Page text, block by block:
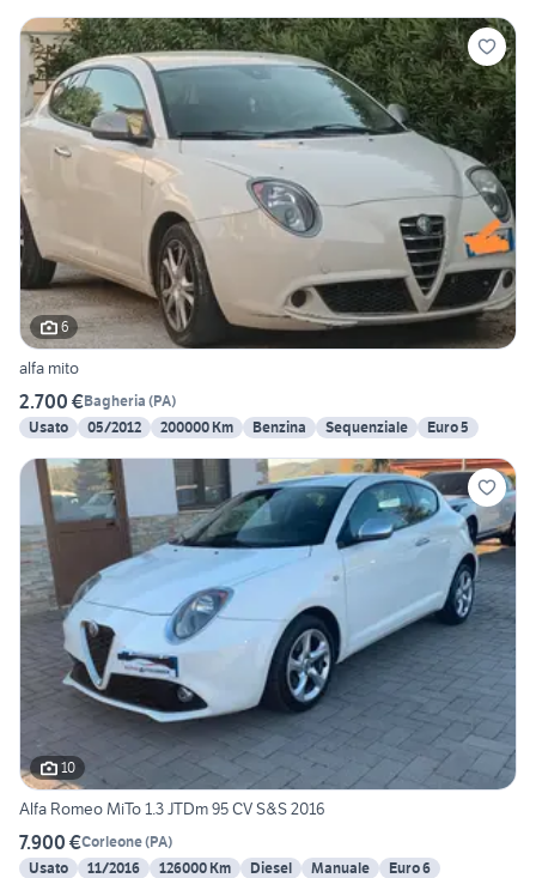
6
alfa mito
2.700 €Bagheria (PA)
Usato
05/2012 200000 Km Benzina Sequenziale Euro 5
10
Alfa Romeo MiTo 1.3 JTDm 95 CV S&S 2016
7.900 €Corleone(PA)
Usato
11/2016 126000 Km Diesel Manuale
Euro 6